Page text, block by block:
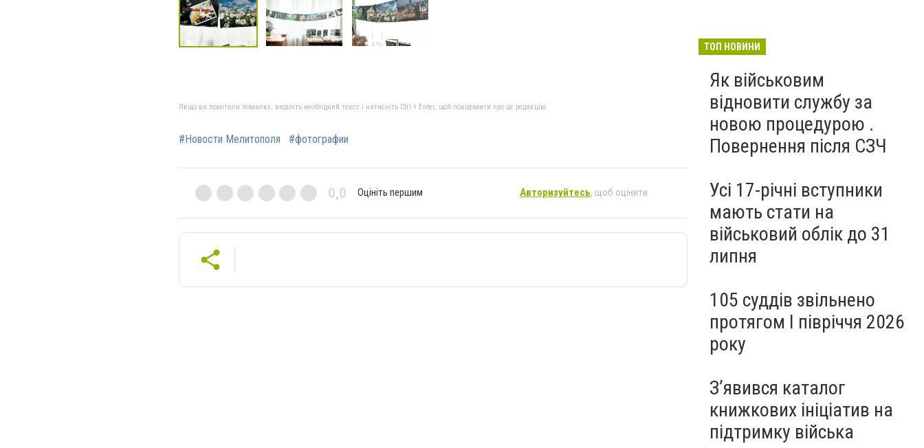
Якщо ви помітили помилку, виділіть необхідний текст і натисніть Ctrl + Enter, щоб повідомити про це редакцію
#Новости Мелитополя #фотографии
0,0 Оцініть першим Авторизуйтесь, щоб оцінити
ТОП НОВИНИ
Як військовим
відновити службу за
новою процедурою .
Повернення після СЗЧ
Усі 17-річні вступники
мають стати на
військовий облік до 31
липня
105 суддів звільнено
протягом I півріччя 2026
року
З’явився каталог
книжкових ініціатив на
підтримку війська